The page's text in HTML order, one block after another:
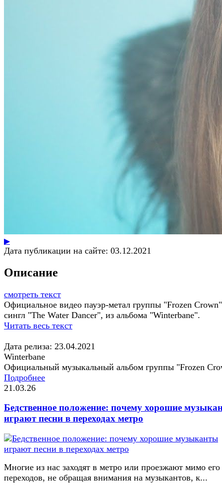
▶
Дата публикации на сайте: 03.12.2021
Описание
смотреть текст
Официальное видео пауэр-метал группы "Frozen
сингл "The Water Dancer", из альбома "Winterbane".
Читать весь текст
Дата релиза: 23.04.2021
Winterbane
Официальный музыкальный альбом группы "Frozen
Подробнее
21.03.26
Бедственное положение: почему хорошие
играют песни в переходах метро
Многие из нас заходят в метро или проезжают мимо его
переходов, не обращая внимания на музыкантов, к...